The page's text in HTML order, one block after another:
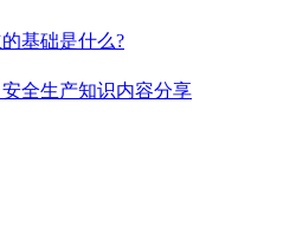
基础是什么?
全生产知识内容分享